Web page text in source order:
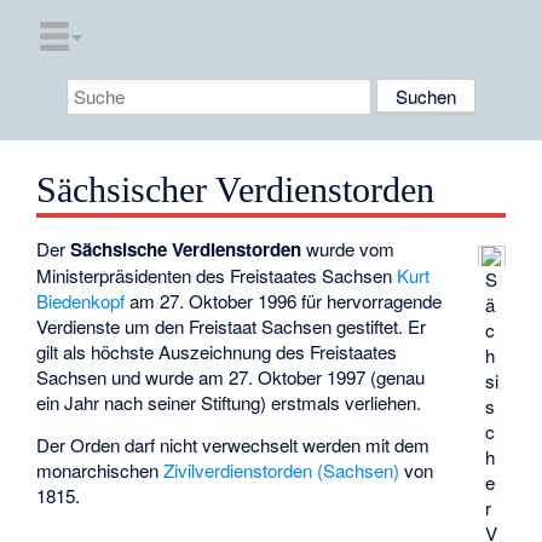
Sächsischer Verdienstorden
S
ä
c
h
si
s
c
h
e
r
V
DerSächsische Verdienstordenwurde vom
Ministerpräsidenten des Freistaates Sachsen Kurt
Biedenkopfam 27. Oktober 1996 für hervorragende
Verdienste um den Freistaat Sachsen gestiftet. Er
gilt als höchste Auszeichnung des Freistaates
Sachsen und wurde am 27. Oktober 1997 (genau
ein Jahr nach seiner Stiftung) erstmals verliehen.
Der Orden darf nicht verwechselt werden mit dem
monarchischenZivilverdienstorden (Sachsen) von
1815.